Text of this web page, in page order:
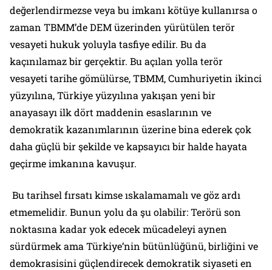
değerlendirmezse veya bu imkanı kötüye kullanırsa o
zaman TBMM’de DEM üzerinden yürütülen terör
vesayeti hukuk yoluyla tasfiye edilir. Bu da
kaçınılamaz bir gerçektir. Bu açılan yolla terör
vesayeti tarihe gömülürse, TBMM, Cumhuriyetin ikinci
yüzyılına, Türkiye yüzyılına yakışan yeni bir
anayasayı ilk dört maddenin esaslarının ve
demokratik kazanımlarının üzerine bina ederek çok
daha güçlü bir şekilde ve kapsayıcı bir halde hayata
geçirme imkanına kavuşur.
Bu tarihsel fırsatı kimse ıskalamamalı ve göz ardı
etmemelidir. Bunun yolu da şu olabilir: Terörü son
noktasına kadar yok edecek mücadeleyi aynen
sürdürmek ama Türkiye’nin bütünlüğünü, birliğini ve
demokrasisini güçlendirecek demokratik siyaseti en